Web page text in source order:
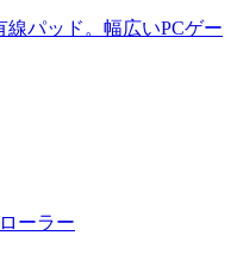
パッド。幅広いPCゲー
ーラー